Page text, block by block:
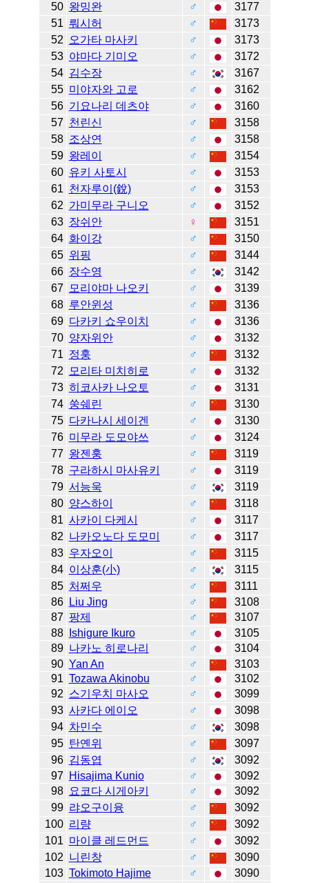
50 왕밍완 ♂
3177
51 뤄시허 ♂
3173
52
오가타 마사키 ♂
3173
53 야마다 기미오 ♂
3172
54 김수장 ♂
3167
55 미야자와 고로 ♂
3162
56 기요나리 데츠야 ♂
3160
57 천린신 ♂
3158
58 조상연 ♂
3158
59 왕레이 ♂
3154
60 유키 사토시 ♂
3153
61 천자루이(銳) ♂
3153
62 가미무라 구니오 ♂
3152
63 장쉬안 ♀
3151
64 화이강 ♂
3150
65 위핑 ♂
3144
66 장수영 ♂
3142
67
모리야마 나오키 ♂
3139
68 루안윈성 ♂
3136
69 다카키 쇼우이치 ♂
3136
70 양자위안 ♂
3132
71 정훙 ♂
3132
72
모리타 미치히로 ♂
3132
73 히코사카 나오토 ♂
3131
74 쑹쉐린 ♂
3130
75 다카나시 세이겐 ♂
3130
76 미무라 도모야쓰 ♂
3124
77 왕젠훙 ♂
3119
78 구라하시 마사유키 ♂
3119
79 서능욱 ♂
3119
80 양스하이 ♂
3118
81 사카이 다케시 ♂
3117
82 나카오노다 도모미 ♂
3117
83 우자오이 ♂
3115
84 이상훈(小) ♂
3115
85 처쩌우 ♂
3111
86
Liu Jing ♂
3108
87 팡제 ♂
3107
88
Ishigure Ikuro ♂
3105
89 나카노 히로나리 ♂
3104
90 Yan An ♂
3103
91 Tozawa Akinobu ♂
3102
92 스기우치 마사오 ♂
3099
93 사카다 에이오 ♂
3098
94 차민수 ♂
3098
95 탄옌위 ♂
3097
96 김동엽 ♂
3092
97
Hisajima Kunio ♂
3092
98 요코다 시게아키 ♂
3092
99 랴오구이융 ♂
3092
100 리량 ♂
3092
101 마이클 레드먼드 ♂
3092
102 니린창 ♂
3090
103 Tokimoto Hajime ♂
3090